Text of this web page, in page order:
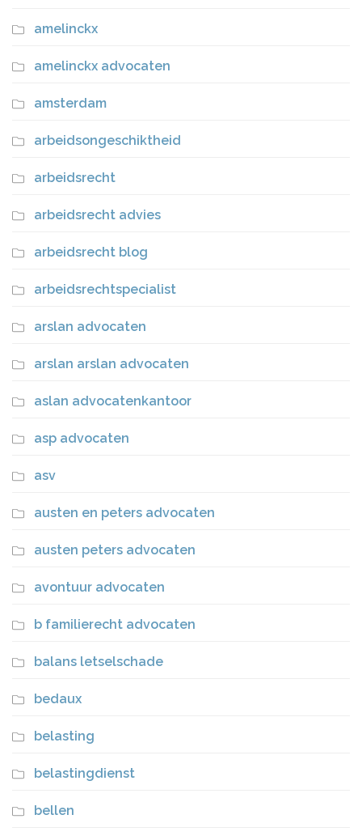
amelinckx
amelinckx advocaten
amsterdam
arbeidsongeschiktheid
arbeidsrecht
arbeidsrecht advies
arbeidsrecht blog
arbeidsrechtspecialist
arslan advocaten
arslan arslan advocaten
aslan advocatenkantoor
asp advocaten
asv
austen en peters advocaten
austen peters advocaten
avontuur advocaten
b familierecht advocaten
balans letselschade
bedaux
belasting
belastingdienst
bellen